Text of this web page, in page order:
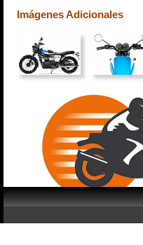
Imágenes Adicionales